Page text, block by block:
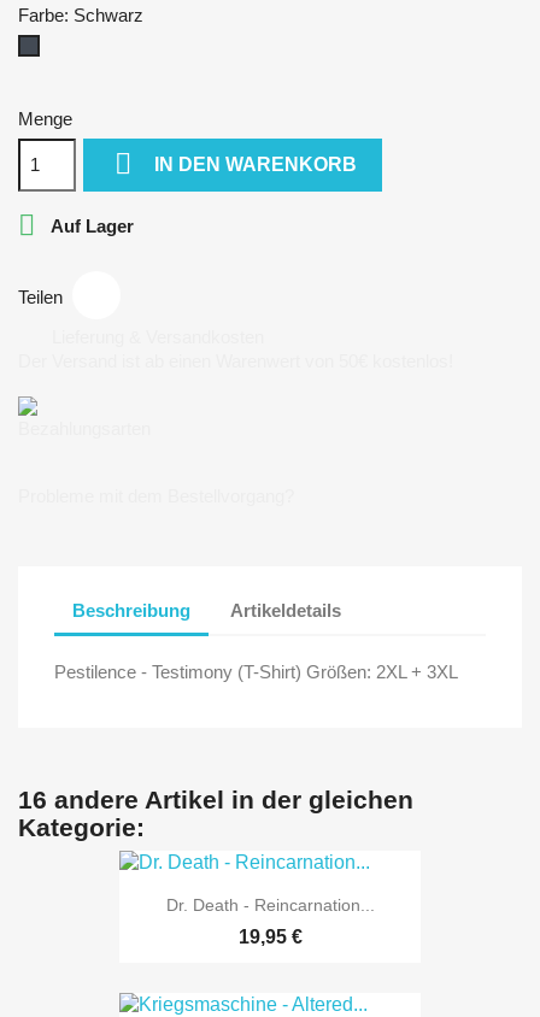
Farbe: Schwarz
Menge
 IN DEN WARENKORB
 Auf Lager
Teilen
Beschreibung Artikeldetails
Pestilence - Testimony (T-Shirt) Größen: 2XL + 3XL
16 andere Artikel in der gleichen
Kategorie:
Dr. Death - Reincarnation...
19,95 €